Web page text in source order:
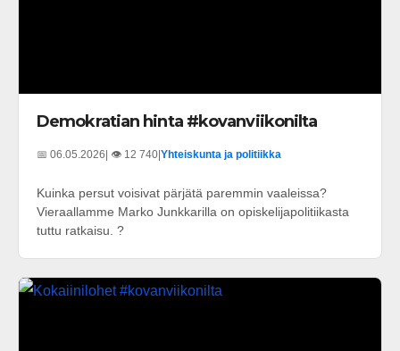
Demokratian hinta #kovanviikonilta
📅 06.05.2026 | 👁️ 12 740 Yhteiskunta ja politiikka
Kuinka persut voisivat pärjätä paremmin vaaleissa?
Vieraallamme Marko Junkkarilla on opiskelijapolitiikasta
tuttu ratkaisu. ?